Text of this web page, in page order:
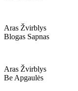
Aras Žvirblys
Blogas Sapnas
Aras Žvirblys
Be Apgaulės